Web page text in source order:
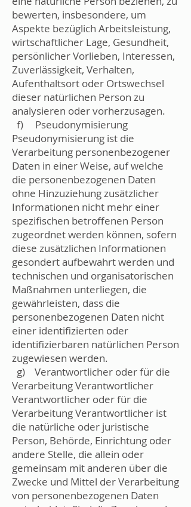
bewerten, insbesondere, um
Aspekte bezüglich Arbeitsleistung,
wirtschaftlicher Lage, Gesundheit,
persönlicher Vorlieben, Interessen,
Zuverlässigkeit, Verhalten,
Aufenthaltsort oder Ortswechsel
dieser natürlichen Person zu
analysieren oder vorherzusagen.
f) Pseudonymisierung
Pseudonymisierung ist die
Verarbeitung personenbezogener
Daten in einer Weise, auf welche
die personenbezogenen Daten
ohne Hinzuziehung zusätzlicher
Informationen nicht mehr einer
spezifischen betroffenen Person
zugeordnet werden können, sofern
diese zusätzlichen Informationen
gesondert aufbewahrt werden und
technischen und organisatorischen
Maßnahmen unterliegen, die
gewährleisten, dass die
personenbezogenen Daten nicht
einer identifizierten oder
identifizierbaren natürlichen Person
zugewiesen werden.
g) Verantwortlicher oder für die
Verarbeitung Verantwortlicher
Verantwortlicher oder für die
Verarbeitung Verantwortlicher ist
die natürliche oder juristische
Person, Behörde, Einrichtung oder
andere Stelle, die allein oder
gemeinsam mit anderen über die
Zwecke und Mittel der Verarbeitung
von personenbezogenen Daten